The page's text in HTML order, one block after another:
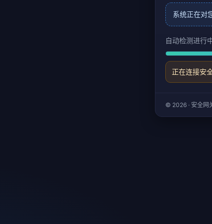
系统正在对
自动检测进行
正在连接安
© 2026 · 安全网